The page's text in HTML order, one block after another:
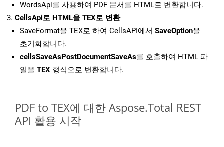
WordsApi를 사용하여 PDF 문서를 HTML로 변환합니다.
CellsApi로 HTML을 TEX로 변환
SaveFormat을 TEX로 하여 CellsAPI에서 SaveOption을
초기화합니다.
cellsSaveAsPostDocumentSaveAs를 호출하여 HTML 파
일을 TEX 형식으로 변환합니다.
PDF to TEX에 대한 Aspose.Total REST
API 활용 시작